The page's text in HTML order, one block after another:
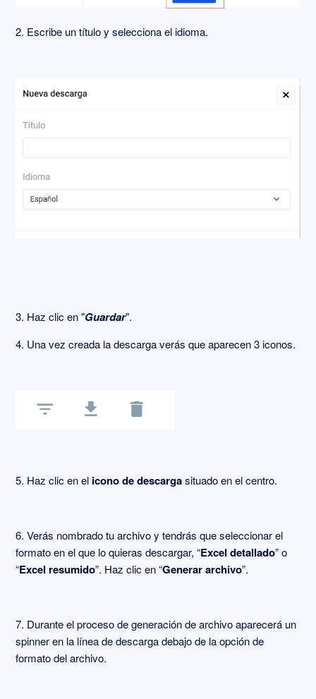
2. Escribe un título y selecciona el idioma.
3. Haz clic en "Guardar".
4. Una vez creada la descarga verás que aparecen 3 iconos.
5. Haz clic en el icono de descargasituado en el centro.
6. Verás nombrado tu archivo y tendrás que seleccionar el
formato en el que lo quieras descargar, “Excel detallado” o
“Excel resumido”. Haz clic en “Generar archivo”.
7. Durante el proceso de generación de archivo aparecerá un
spinner en la línea de descarga debajo de la opción de
formato del archivo.